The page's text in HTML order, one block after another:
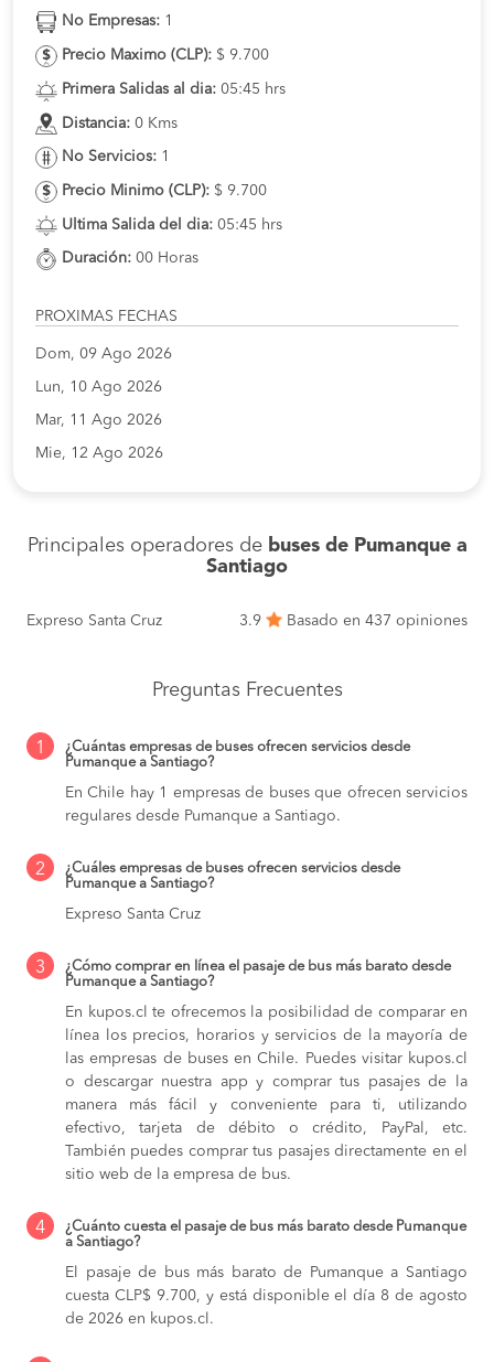
No Empresas: 1
Precio Maximo (CLP): $ 9.700
Primera Salidas al dia: 05:45 hrs
Distancia: 0 Kms
No Servicios: 1
Precio Minimo (CLP): $ 9.700
Ultima Salida del dia: 05:45 hrs
Duración: 00 Horas
PROXIMAS FECHAS
Dom, 09 Ago 2026
Lun, 10 Ago 2026
Mar, 11 Ago 2026
Mie, 12 Ago 2026
Principales operadores de buses de Pumanque a
Santiago
Expreso Santa Cruz 3.9 Basado en 437 opiniones
Preguntas Frecuentes
1
¿Cuántas empresas de buses ofrecen servicios desde
Pumanque a Santiago?
En Chile hay 1 empresas de buses que ofrecen servicios
regulares desde Pumanque a Santiago.
2
¿Cuáles empresas de buses ofrecen servicios desde
Pumanque a Santiago?
Expreso Santa Cruz
3
¿Cómo comprar en línea el pasaje de bus más barato desde
Pumanque a Santiago?
En kupos.cl te ofrecemos la posibilidad de comparar en
línea los precios, horarios y servicios de la mayoría de
las empresas de buses en Chile. Puedes visitar kupos.cl
o descargar nuestra app y comprar tus pasajes de la
manera más fácil y conveniente para ti, utilizando
efectivo, tarjeta de débito o crédito, PayPal, etc.
También puedes comprar tus pasajes directamente en el
sitio web de la empresa de bus.
4
¿Cuánto cuesta el pasaje de bus más barato desde Pumanque
a Santiago?
El pasaje de bus más barato de Pumanque a Santiago
cuesta CLP$ 9.700, y está disponible el día 8 de agosto
de 2026 en kupos.cl.